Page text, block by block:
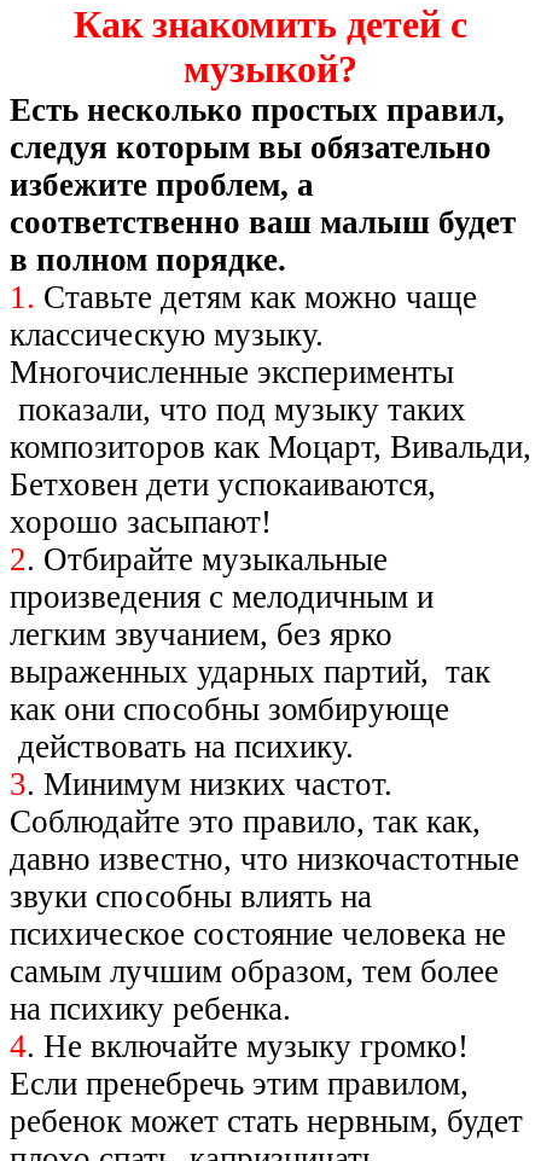
Как знакомить детей с
музыкой?
Есть несколько простых правил,
следуя которым вы обязательно
избежите проблем, а
соответственно ваш малыш будет
в полном порядке.
1. Ставьте детям как можно чаще
классическую музыку.
Многочисленные эксперименты
показали, что под музыку таких
композиторов как Моцарт, Вивальди,
Бетховен дети успокаиваются,
хорошо засыпают!
2. Отбирайте музыкальные
произведения с мелодичным и
легким звучанием, без ярко
выраженных ударных партий, так
как они способны зомбирующе
действовать на психику.
3. Минимум низких частот.
Соблюдайте это правило, так как,
давно известно, что низкочастотные
звуки способны влиять на
психическое состояние человека не
самым лучшим образом, тем более
на психику ребенка.
4. Не включайте музыку громко!
Если пренебречь этим правилом,
ребенок может стать нервным, будет